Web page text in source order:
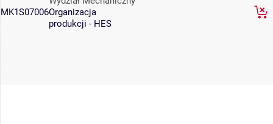
MK1S07006Organizacja
produkcji - HES